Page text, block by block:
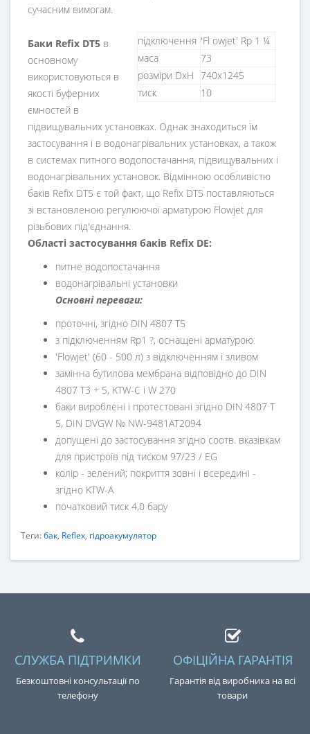
сучасним вимогам.
підключення 'Fl owjet' Rp 1 ¼
маса
73
розміри DxH 740x1245
тиск
10
Баки Refix DT5 в
основному
використовуються в
якості буферних
ємностей в
підвищувальних установках. Однак знаходиться їм
застосування і в водонагрівальних установках, а також
в системах питного водопостачання, підвищувальних і
водонагрівальних установок. Відмінною особливістю
баків Refix DT5 є той факт, що Refix DT5 поставляються
зі встановленою регулюючої арматурою Flowjet для
різьбових під'єднання.
Області застосування баків Refix DE:
питне водопостачання
водонагрівальні установки
Основні переваги:
проточні, згідно DIN 4807 T5
з підключенням Rp1 ?, оснащені арматурою
'Flowjet' (60 - 500 л) з відключенням і зливом
замінна бутилова мембрана відповідно до DIN
4807 T3 + 5, KTW-C і W 270
баки вироблені і протестовані згідно DIN 4807 T
5, DIN DVGW № NW-9481AT2094
допущені до застосування згідно соотв. вказівкам
для пристроїв під тиском 97/23 / EG
колір - зелений; покриття зовні і всередині -
згідно KTW-A
початковий тиск 4,0 бару
Теги:бак, Reflex, гідроакумулятор
СЛУЖБА ПІДТРИМКИ
Безкоштовні консультації по
телефону
ОФІЦІЙНА ГАРАНТІЯ
Гарантія від виробника на всі
товари